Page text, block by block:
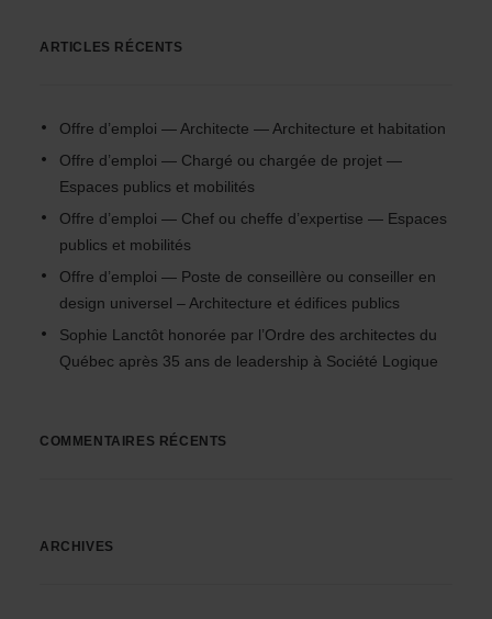
ARTICLES RÉCENTS
Offre d’emploi — Architecte — Architecture et habitation
Offre d’emploi — Chargé ou chargée de projet —
Espaces publics et mobilités
Offre d’emploi — Chef ou cheffe d’expertise — Espaces
publics et mobilités
Offre d’emploi — Poste de conseillère ou conseiller en
design universel – Architecture et édifices publics
Sophie Lanctôt honorée par l’Ordre des architectes du
Québec après 35 ans de leadership à Société Logique
COMMENTAIRES RÉCENTS
ARCHIVES